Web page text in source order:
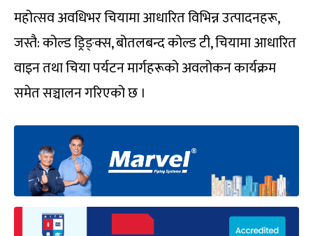
महोत्सव अवधिभर चियामा आधारित विभिन्न उत्पादनहरू,
जस्तै: कोल्ड ड्रिङ्क्स, बोतलबन्द कोल्ड टी, चियामा आधारित
वाइन तथा चिया पर्यटन मार्गहरूको अवलोकन कार्यक्रम
समेत सञ्चालन गरिएको छ ।